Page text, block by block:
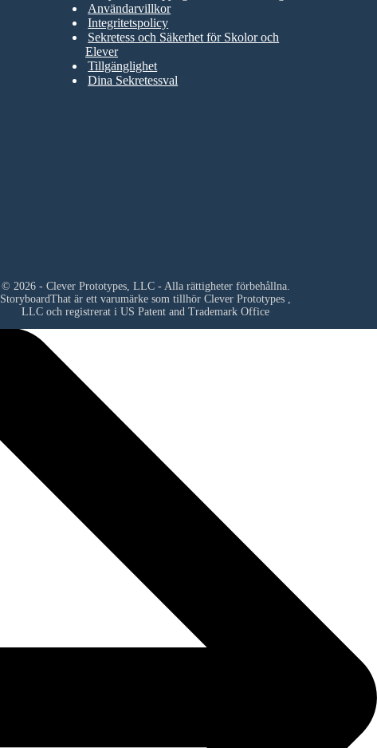
Användarvillkor
Integritetspolicy
Sekretess och Säkerhet för Skolor och
Elever
Tillgänglighet
Dina Sekretessval
© 2026 - Clever Prototypes, LLC - Alla rättigheter förbehållna.
StoryboardThat är ett varumärke som tillhör Clever Prototypes ,
LLC och registrerat i US Patent and Trademark Office